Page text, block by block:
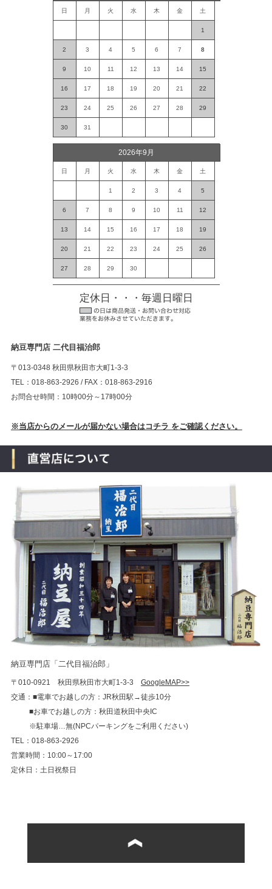
日 月 火 水 木 金 土
1
2 3 4 5 6 7 8
9 10 11 12 13 14 15
16 17 18 19 20 21 22
23 24 25 26 27 28 29
30 31
2026年9月
日 月 火 水 木 金 土
1 2 3 4 5
6 7 8 9 10 11 12
13 14 15 16 17 18 19
20 21 22 23 24 25 26
27 28 29 30
定休日・・・毎週日曜日
納豆専門店 二代目福治郎
〒013-0348 秋田県秋田市大町1-3-3
TEL：018-863-2926 / FAX：018-863-2916
お問合せ時間：10時00分～17時00分
※当店からのメールが届かない場合はコチラ をご確認ください。
納豆専門店「二代目福治郎」
〒010-0921 秋田県秋田市大町1-3-3 GoogleMAP>>
交通：■電車でお越しの方：JR秋田駅→徒歩10分
■お車でお越しの方：秋田道秋田中央IC
※駐車場…無(NPCパーキングをご利用ください)
TEL：018-863-2926
営業時間：10:00～17:00
定休日：土日祝祭日